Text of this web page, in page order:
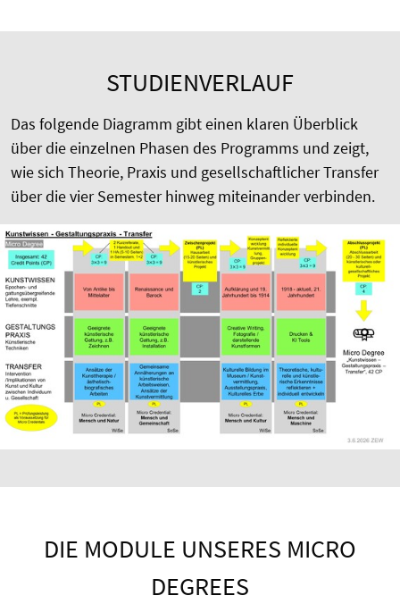
STUDIENVERLAUF
Das folgende Diagramm gibt einen klaren Überblick
über die einzelnen Phasen des Programms und zeigt,
wie sich Theorie, Praxis und gesellschaftlicher Transfer
über die vier Semester hinweg miteinander verbinden.
DIE MODULE UNSERES MICRO
DEGREES